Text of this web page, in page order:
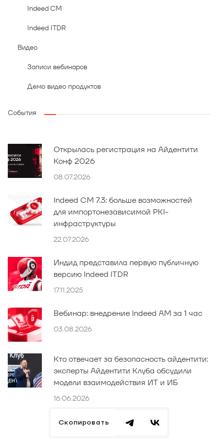
Indeed CM
Indeed ITDR
Видео
Записи вебинаров
Демо видео продуктов
События
Открылась регистрация на Айдентити
Конф 2026
08.07.2026
Indeed CM 7.3: больше возможностей
для импортонезависимой PKI-
инфраструктуры
22.07.2026
Индид представила первую публичную
версию Indeed ITDR
17.11.2025
Вебинар: внедрение Indeed AM за 1 час
03.08.2026
Кто отвечает за безопасность айдентити:
эксперты Айдентити Клуба обсудили
модели взаимодействия ИТ и ИБ
16.06.2026
Скопировать